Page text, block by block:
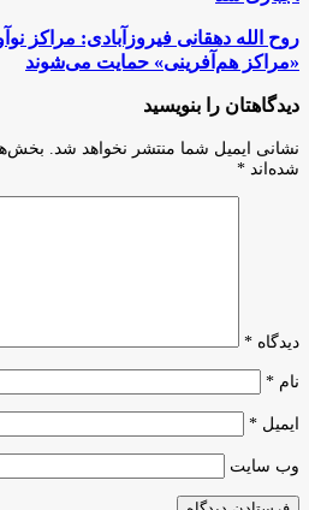
مجوز‌های
کسب‌وکار
در
سیستان
بلوچستان
شد
روح
الله
دهقانی
فیروزآبادی:
مراکز
نوآوری
برای
هم‌افزایی
روح الله دهقانی فیروزآبادی: مراکز
«مراکز هم‌آفرینی» حمایت می‌شوند
دیدگاهتان را بنویسید
نشانی ایمیل شما منتشر نخواهد شد.
شده‌اند *
دیدگاه *
نام *
ایمیل *
وب‌ سایت